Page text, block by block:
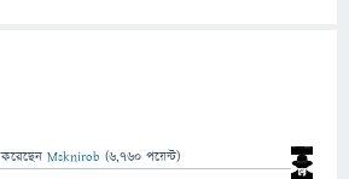
করেছেন Msknirob (6,760 পয়েন্ট)